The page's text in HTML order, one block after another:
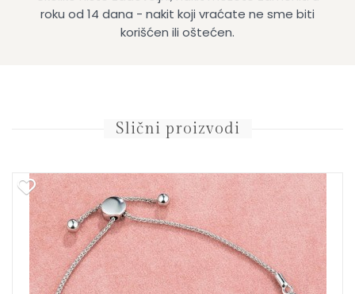
roku od 14 dana - nakit koji vraćate ne sme biti
korišćen ili oštećen.
Slični proizvodi